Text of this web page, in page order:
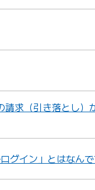
求（引き落とし）
グイン」とはなん